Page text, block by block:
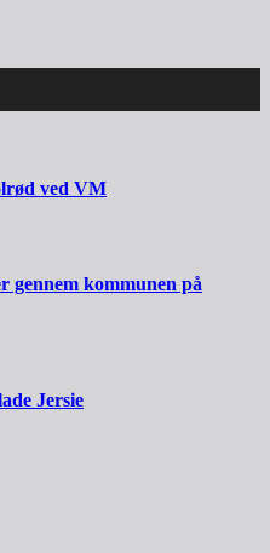
ved VM
kommunen på
Jersie